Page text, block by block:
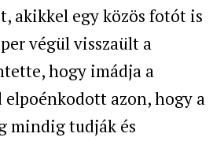
akikkel egy közös fotót is
végül visszaült a
hogy imádja a
azon, hogy a
mindig tudják és